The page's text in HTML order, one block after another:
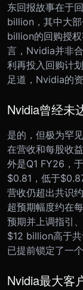
东回报故事在于
billion，其中大
billion的回购授
言，Nvidia并非
利再投入回购计
足道，Nvidia的
Nvidia曾经未
是的，但极为罕
在营收和每股收
外是Q1 FY26，
$0.81，低于
营收仍超出共识
超预期幅度约在
预期并上调指引
$12 billion高于
已提前锁定了一
Nvidia最大客